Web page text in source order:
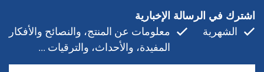
اشترك في الرسالة الإخبارية
الشهرية
معلومات عن المنتج، والنصائح والأفكار
المفيدة، والأحداث، والترقيات ...